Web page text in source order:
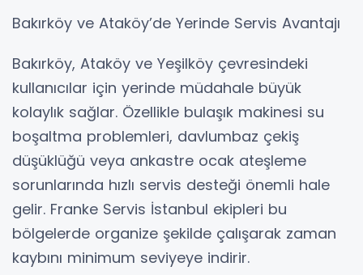
Bakırköy ve Ataköy’de Yerinde Servis Avantajı
Bakırköy, Ataköy ve Yeşilköy çevresindeki
kullanıcılar için yerinde müdahale büyük
kolaylık sağlar. Özellikle bulaşık makinesi su
boşaltma problemleri, davlumbaz çekiş
düşüklüğü veya ankastre ocak ateşleme
sorunlarında hızlı servis desteği önemli hale
gelir. Franke Servis İstanbul ekipleri bu
bölgelerde organize şekilde çalışarak zaman
kaybını minimum seviyeye indirir.